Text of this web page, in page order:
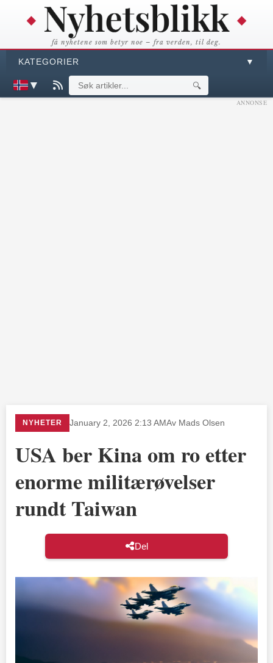
få nyhetene som betyr noe – fra verden, til deg.
KATEGORIER ▼
▼ 🔍
ANNONSE
NYHETER January 2, 2026 2:13 AMAv Mads Olsen
USA ber Kina om ro etter
enorme militærøvelser
rundt Taiwan
Del